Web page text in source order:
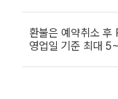
환불은 예약취소 후
영업일 기준 최대